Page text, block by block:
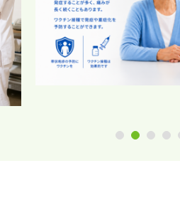
1 2 3 4